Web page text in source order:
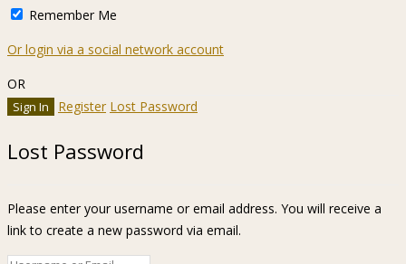
Remember Me
Or login via a social network account
OR
Register Lost Password
Lost Password
Please enter your username or email address. You will receive a
link to create a new password via email.